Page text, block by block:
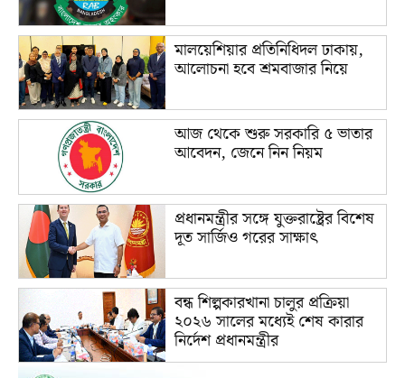
মালয়েশিয়ার প্রতিনিধিদল ঢাকায়,
আলোচনা হবে শ্রমবাজার নিয়ে
আজ থেকে শুরু সরকারি ৫ ভাতার
আবেদন, জেনে নিন নিয়ম
প্রধানমন্ত্রীর সঙ্গে যুক্তরাষ্ট্রের বিশেষ
দূত সার্জিও গরের সাক্ষাৎ
বন্ধ শিল্পকারখানা চালুর প্রক্রিয়া
২০২৬ সালের মধ্যেই শেষ কারার
নির্দেশ প্রধানমন্ত্রীর